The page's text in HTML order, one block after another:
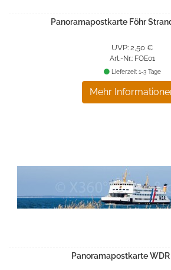
Panoramapostkarte Föhr
UVP: 2,50 €
Art.-Nr.: FOE01
Mehr
Lieferzeit 1-3 Tage
Panoramapostkarte